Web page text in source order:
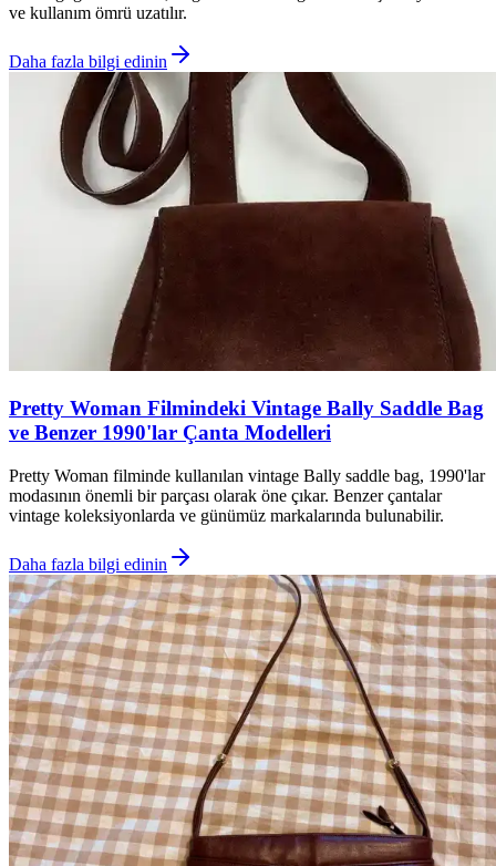
ve kullanım ömrü uzatılır.
Daha fazla bilgi edinin
Pretty Woman Filmindeki Vintage Bally Saddle Bag
ve Benzer 1990'lar Çanta Modelleri
Pretty Woman filminde kullanılan vintage Bally saddle bag, 1990'lar
modasının önemli bir parçası olarak öne çıkar. Benzer çantalar
vintage koleksiyonlarda ve günümüz markalarında bulunabilir.
Daha fazla bilgi edinin